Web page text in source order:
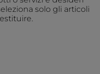
solo gli articoli